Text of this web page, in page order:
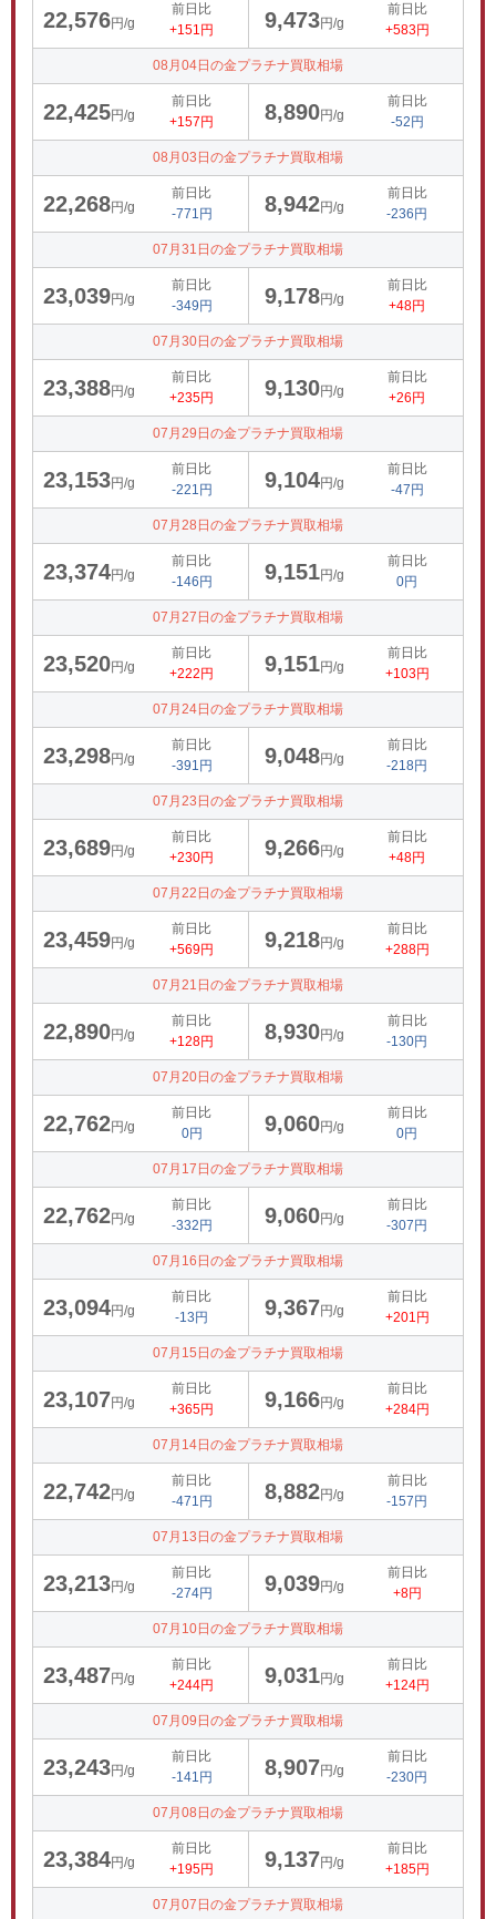
22,576円/g
前日比
+151円
9,473円/g
前日比
+583円
08月04日の金プラチナ買取相場
22,425円/g
前日比
+157円
8,890円/g
前日比
-52円
08月03日の金プラチナ買取相場
22,268円/g
前日比
-771円
8,942円/g
前日比
-236円
07月31日の金プラチナ買取相場
23,039円/g
前日比
-349円
9,178円/g
前日比
+48円
07月30日の金プラチナ買取相場
23,388円/g
前日比
+235円
9,130円/g
前日比
+26円
07月29日の金プラチナ買取相場
23,153円/g
前日比
-221円
9,104円/g
前日比
-47円
07月28日の金プラチナ買取相場
23,374円/g
前日比
-146円
9,151円/g
前日比
0円
07月27日の金プラチナ買取相場
23,520円/g
前日比
+222円
9,151円/g
前日比
+103円
07月24日の金プラチナ買取相場
23,298円/g
前日比
-391円
9,048円/g
前日比
-218円
07月23日の金プラチナ買取相場
23,689円/g
前日比
+230円
9,266円/g
前日比
+48円
07月22日の金プラチナ買取相場
23,459円/g
前日比
+569円
9,218円/g
前日比
+288円
07月21日の金プラチナ買取相場
22,890円/g
前日比
+128円
8,930円/g
前日比
-130円
07月20日の金プラチナ買取相場
22,762円/g
前日比
0円
9,060円/g
前日比
0円
07月17日の金プラチナ買取相場
22,762円/g
前日比
-332円
9,060円/g
前日比
-307円
07月16日の金プラチナ買取相場
23,094円/g
前日比
-13円
9,367円/g
前日比
+201円
07月15日の金プラチナ買取相場
23,107円/g
前日比
+365円
9,166円/g
前日比
+284円
07月14日の金プラチナ買取相場
22,742円/g
前日比
-471円
8,882円/g
前日比
-157円
07月13日の金プラチナ買取相場
23,213円/g
前日比
-274円
9,039円/g
前日比
+8円
07月10日の金プラチナ買取相場
23,487円/g
前日比
+244円
9,031円/g
前日比
+124円
07月09日の金プラチナ買取相場
23,243円/g
前日比
-141円
8,907円/g
前日比
-230円
07月08日の金プラチナ買取相場
23,384円/g
前日比
+195円
9,137円/g
前日比
+185円
07月07日の金プラチナ買取相場